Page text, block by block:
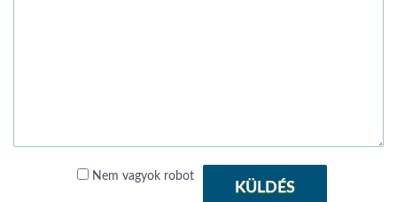
Nem vagyok robot
KÜLDÉS